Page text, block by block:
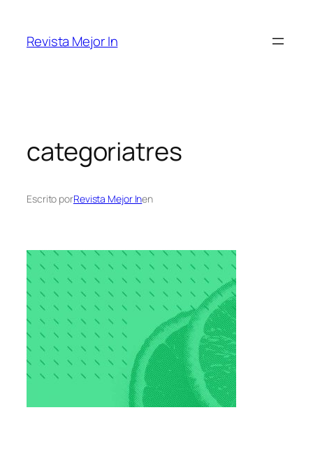
contenido
Revista Mejor In
categoriatres
Escrito porRevista Mejor Inen